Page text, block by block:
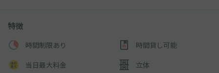
特徴
時間制限あり 時間貸し可能
当日最大料金 立体